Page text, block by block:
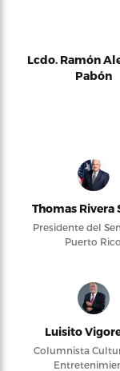
Lcdo. Ramón
Pabón
Thomas Rivera
Presidente del
Puerto Rico
Luisito
Columnista